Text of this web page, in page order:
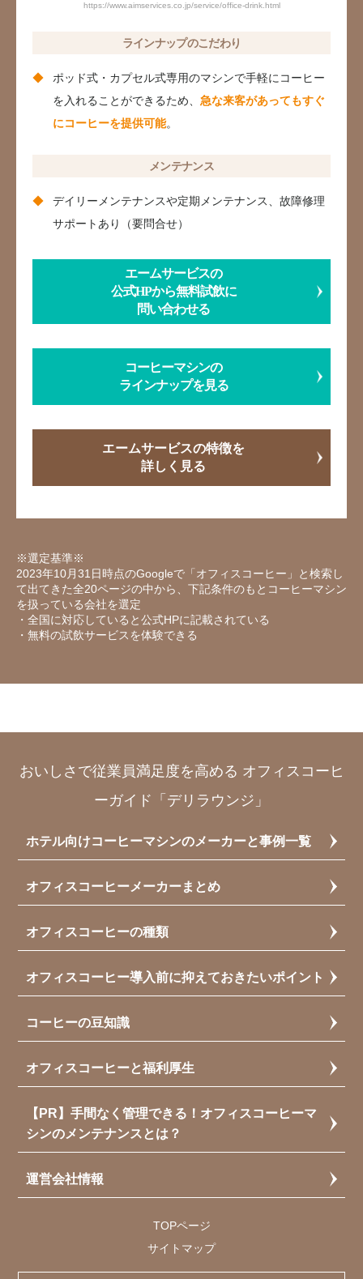
https://www.aimservices.co.jp/service/office-drink.html
ラインナップのこだわり
ポッド式・カプセル式専用のマシンで手軽にコーヒー
を入れることができるため、 急な来客があってもすぐ
にコーヒーを提供可能。
メンテナンス
デイリーメンテナンスや定期メンテナンス、故障修理
サポートあり（要問合せ）
エームサービスの
公式HPから無料試飲に
問い合わせる
コーヒーマシンの
ラインナップを見る
エームサービスの特徴を
詳しく見る
※選定基準※
2023年10月31日時点のGoogleで「オフィスコーヒー」と検索し
て出てきた全20ページの中から、下記条件のもとコーヒーマシン
を扱っている会社を選定
・全国に対応していると公式HPに記載されている
・無料の試飲サービスを体験できる
おいしさで従業員満足度を高める オフィスコーヒ
ーガイド「デリラウンジ」
ホテル向けコーヒーマシンのメーカーと事例一覧
オフィスコーヒーメーカーまとめ
オフィスコーヒーの種類
オフィスコーヒー導入前に抑えておきたいポイント
コーヒーの豆知識
オフィスコーヒーと福利厚生
【PR】手間なく管理できる！オフィスコーヒーマ
シンのメンテナンスとは？
運営会社情報
TOPページ
サイトマップ